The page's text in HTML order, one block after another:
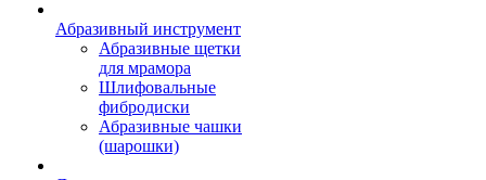
Абразивный инструмент
Абразивные щетки
для мрамора
Шлифовальные
фибродиски
Абразивные чашки
(шарошки)